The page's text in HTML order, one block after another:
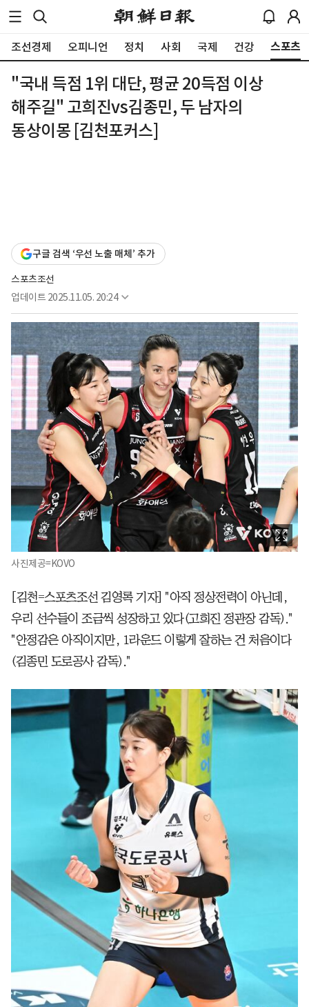
조선경제 오피니언 정치 사회 국제 건강 스포츠
"국내 득점 1위 대단, 평균 20득점 이상
해주길" 고희진vs김종민, 두 남자의
동상이몽 [김천포커스]
구글 검색 ‘우선 노출 매체’ 추가
스포츠조선
업데이트 2025.11.05. 20:24
사진제공=KOVO
[김천=스포츠조선 김영록 기자] "아직 정상전력이 아닌데,
우리 선수들이 조금씩 성장하고 있다(고희진 정관장 감독)."
"안정감은 아직이지만, 1라운드 이렇게 잘하는 건 처음이다
(김종민 도로공사 감독)."